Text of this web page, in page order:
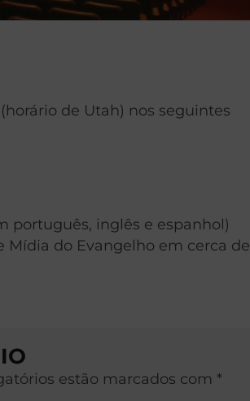
de Utah) nos seguintes
português, inglês e espanhol)
Mídia do Evangelho em cerca de
estão marcados com *